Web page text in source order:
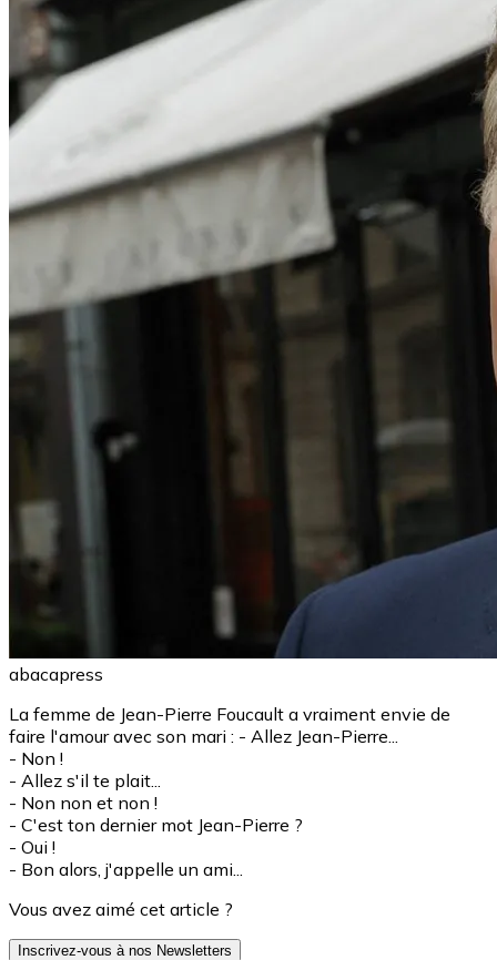
abacapress
La femme de Jean-Pierre Foucault a vraiment envie de
faire l'amour avec son mari : - Allez Jean-Pierre...
- Non !
- Allez s'il te plait...
- Non non et non !
- C'est ton dernier mot Jean-Pierre ?
- Oui !
- Bon alors, j'appelle un ami...
Vous avez aimé cet article ?
Inscrivez-vous à nos Newsletters